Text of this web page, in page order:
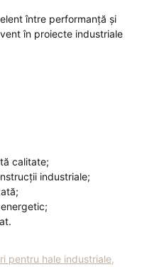
între performanță și
în proiecte industriale
calitate;
industriale;
pentru hale industriale,